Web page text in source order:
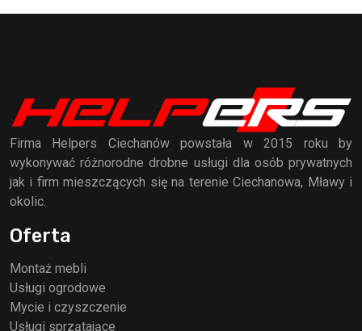
Firma Helpers Ciechanów powstała w 2015 roku by
wykonywać różnorodne drobne usługi dla osób prywatnych
jak i firm mieszczących się na terenie Ciechanowa, Mławy i
okolic.
Oferta
Montaż mebli
Usługi ogrodowe
Mycie i czyszczenie
Usługi sprzątające